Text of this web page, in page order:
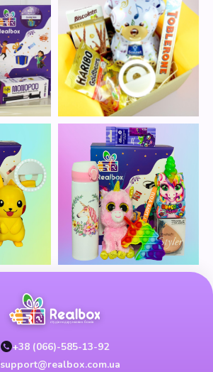
+38 (066)-585-13-92
support@realbox.com.ua